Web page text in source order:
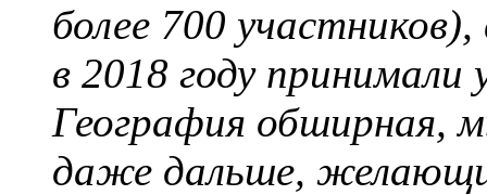
более 700
в 2018 году принимали
География обширная,
даже дальше,